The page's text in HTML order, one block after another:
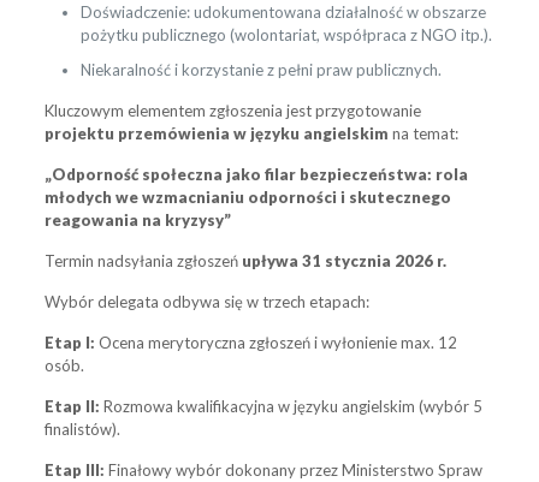
Doświadczenie: udokumentowana działalność w obszarze
pożytku publicznego (wolontariat, współpraca z NGO itp.).
Niekaralność i korzystanie z pełni praw publicznych.
Kluczowym elementem zgłoszenia jest przygotowanie
projektu przemówienia w języku angielskim na temat:
„Odporność społeczna jako filar bezpieczeństwa: rola
młodych we wzmacnianiu odporności i skutecznego
reagowania na kryzysy”
Termin nadsyłania zgłoszeń upływa 31 stycznia 2026 r.
Wybór delegata odbywa się w trzech etapach:
Etap I: Ocena merytoryczna zgłoszeń i wyłonienie max. 12
osób.
Etap II: Rozmowa kwalifikacyjna w języku angielskim (wybór 5
finalistów).
Etap III: Finałowy wybór dokonany przez Ministerstwo Spraw